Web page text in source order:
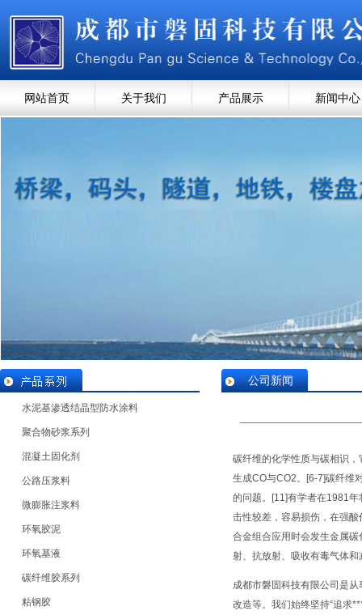
网站首页 关于我们 产品展示 新闻中心
水泥基渗透结晶型防水涂料
聚合物砂浆系列
混凝土固化剂
公路压浆料
微膨胀注浆料
环氧胶泥
环氧基液
碳纤维胶系列
粘钢胶
公司新闻
碳纤维的化学性质与碳相识
生成CO与CO2。[6-7]碳纤维
的问题。[11]有学者在1981
击性较差，容易损伤，在强
合金组合应用时会发生金属
射、抗放射、吸收有毒气体和
成都市磐固科技有限公司 是从
改造等。我们始终坚持“追求